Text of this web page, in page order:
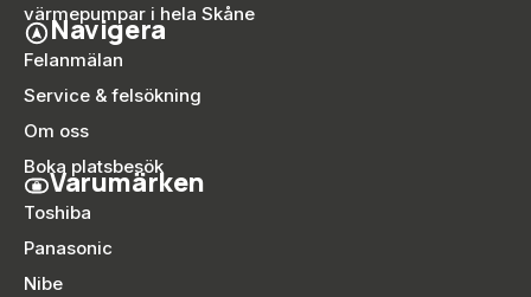
värmepumpar i hela Skåne
Navigera
Felanmälan
Service & felsökning
Om oss
Boka platsbesök
Varumärken
Toshiba
Panasonic
Nibe